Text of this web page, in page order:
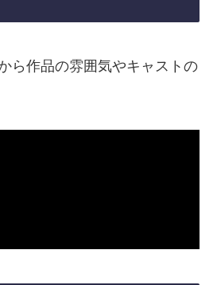
ら作品の雰囲気やキャストの